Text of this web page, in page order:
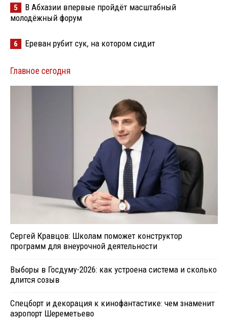
5
В Абхазии впервые пройдёт масштабный
молодёжный форум
6 Ереван рубит сук, на котором сидит
Главное сегодня
Сергей Кравцов: Школам поможет конструктор
программ для внеурочной деятельности
Выборы в Госдуму-2026: как устроена система и сколько
длится созыв
Спецборт и декорация к кинофантастике: чем знаменит
аэропорт Шереметьево